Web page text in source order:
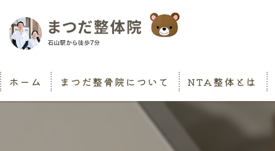
ホーム まつだ整骨院について NTA整体とは